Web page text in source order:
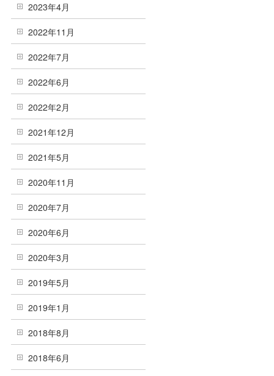
2023年4月
2022年11月
2022年7月
2022年6月
2022年2月
2021年12月
2021年5月
2020年11月
2020年7月
2020年6月
2020年3月
2019年5月
2019年1月
2018年8月
2018年6月